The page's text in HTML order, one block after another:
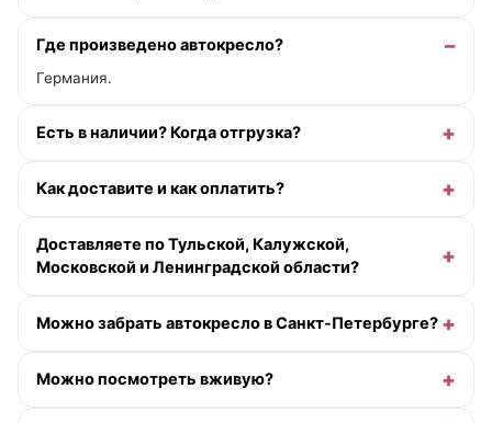
Где произведено автокресло?
Германия.
Есть в наличии? Когда отгрузка?
Как доставите и как оплатить?
Доставляете по Тульской, Калужской,
Московской и Ленинградской области?
Можно забрать автокресло в Санкт-Петербурге?
Можно посмотреть вживую?